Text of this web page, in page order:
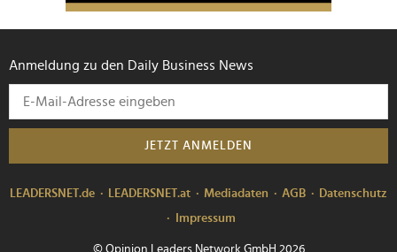
Anmeldung zu den Daily Business News
JETZT ANMELDEN
LEADERSNET.de LEADERSNET.at Mediadaten AGB
Datenschutz
Impressum